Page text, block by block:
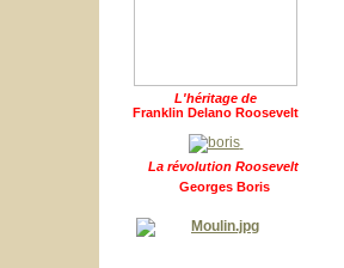
L'héritage de
Franklin Delano Roosevelt
La révolution Roosevelt
Georges Boris